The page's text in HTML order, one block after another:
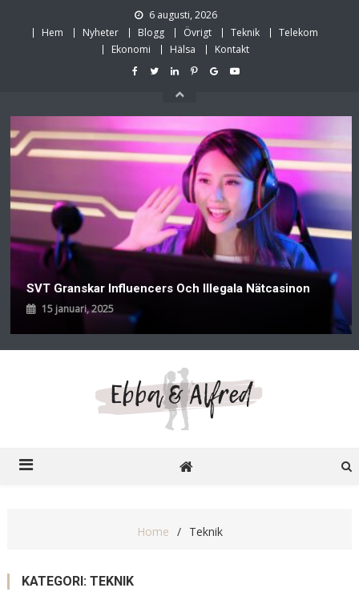
6 augusti, 2026
Hem
Nyheter Blogg Övrigt Teknik
Telekom
Ekonomi
Hälsa Kontakt
SVT Granskar Influencers Och Illegala Nätcasinon
15 januari, 2025
Home Teknik
KATEGORI: TEKNIK